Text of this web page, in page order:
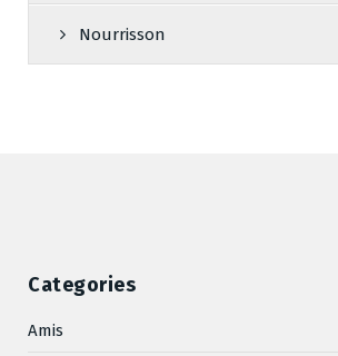
Nourrisson
Categories
Amis